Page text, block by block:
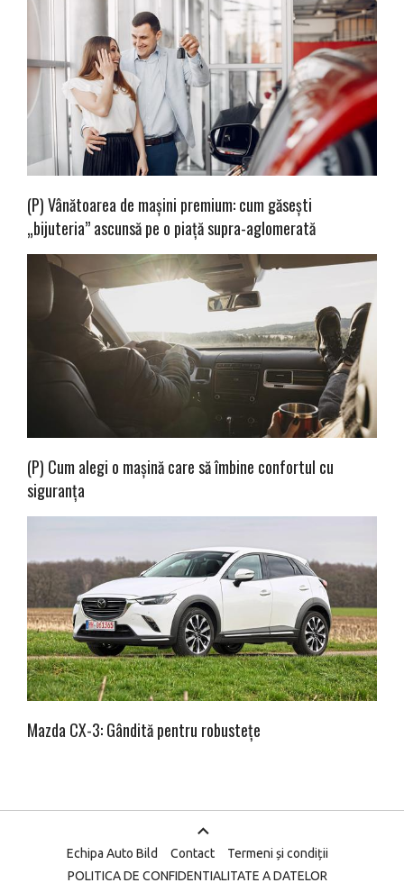
(P) Vânătoarea de mașini premium: cum găsești
„bijuteria” ascunsă pe o piață supra-aglomerată
(P) Cum alegi o mașină care să îmbine confortul cu
siguranța
Mazda CX-3: Gândită pentru robustețe
Echipa Auto Bild Contact
Termeni și condiții
POLITICA DE CONFIDENTIALITATE A DATELOR